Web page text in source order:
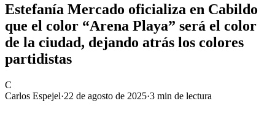
Estefanía Mercado oficializa en Cabildo
que el color “Arena Playa” será el color
de la ciudad, dejando atrás los colores
partidistas
C
Carlos Espejel·22 de agosto de 2025·3 min de lectura